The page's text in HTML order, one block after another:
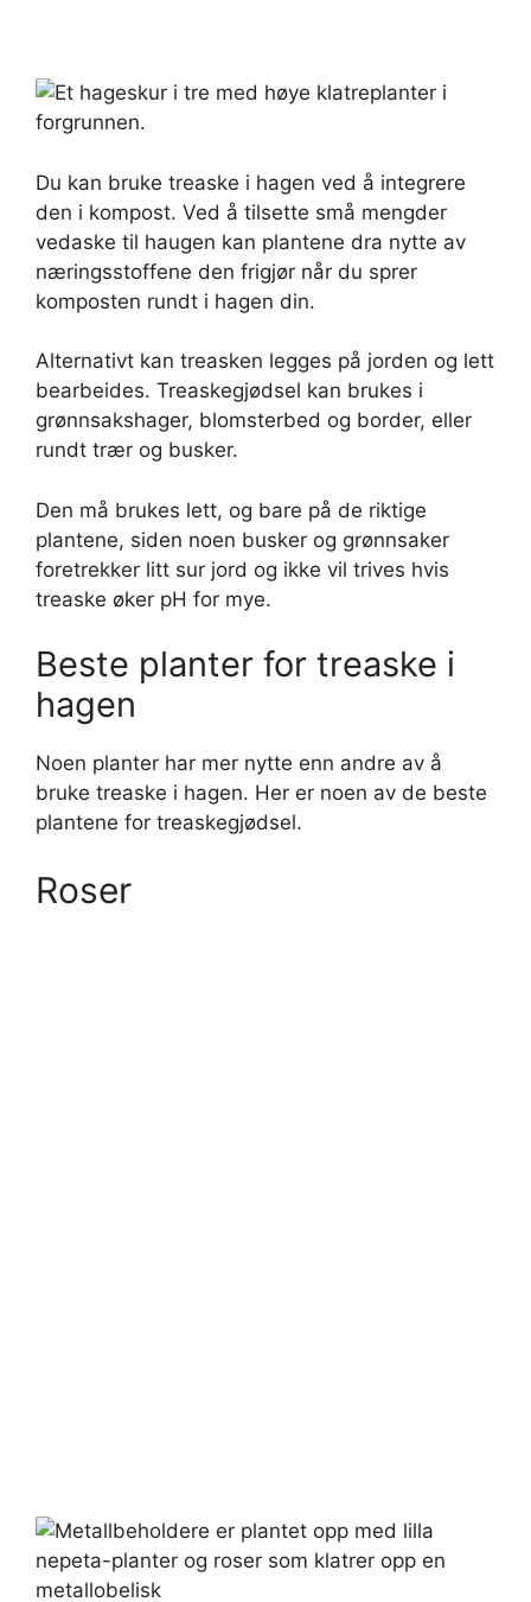
Du kan bruke treaske i hagen ved å integrere
den i kompost. Ved å tilsette små mengder
vedaske til haugen kan plantene dra nytte av
næringsstoffene den frigjør når du sprer
komposten rundt i hagen din.
Alternativt kan treasken legges på jorden og lett
bearbeides. Treaskegjødsel kan brukes i
grønnsakshager, blomsterbed og border, eller
rundt trær og busker.
Den må brukes lett, og bare på de riktige
plantene, siden noen busker og grønnsaker
foretrekker litt sur jord og ikke vil trives hvis
treaske øker pH for mye.
Beste planter for treaske i
hagen
Noen planter har mer nytte enn andre av å
bruke treaske i hagen. Her er noen av de beste
plantene for treaskegjødsel.
Roser